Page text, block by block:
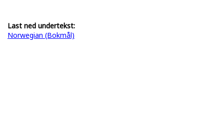
Last ned undertekst:
Norwegian (Bokmål)